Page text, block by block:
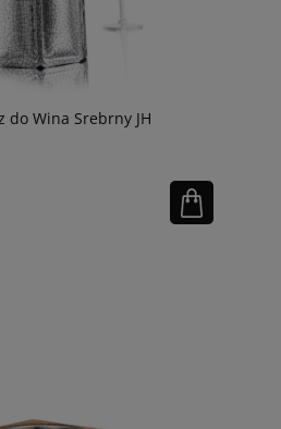
do Wina Srebrny JH